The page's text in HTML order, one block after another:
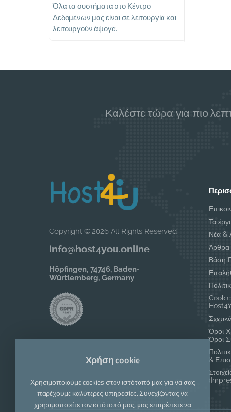
Όλα τα συστήματα στο Κέντρο
Δεδομένων μας είναι σε λειτουργία και
λειτουργούν άψογα.
Καλέστε τώρα για πιο
Copyright © 2026 All Rights Reserved
info@host4you.online
Höpfingen, 74746, Baden-
Württemberg, Germany
Τα
Νέα &
Άρθρα
Βάση
Όροι
Όροι
&
Χρήση cookie
Χρησιμοποιούμε cookies στον ιστότοπό μας για να σας
παρέχουμε καλύτερες υπηρεσίες. Συνεχίζοντας να
χρησιμοποιείτε τον ιστότοπό μας, μας επιτρέπετε να